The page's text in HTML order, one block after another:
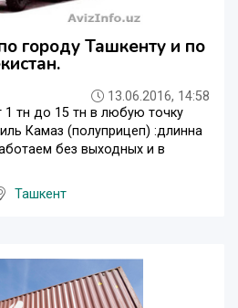
городу Ташкенту и по
13.06.2016, 14:58
1 тн до 15 тн в любую точку
Камаз (полуприцеп) :длинна
без выходных и в
Ташкент